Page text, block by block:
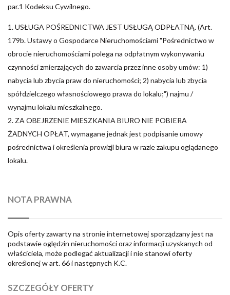
par.1 Kodeksu Cywilnego.
1. USŁUGA POŚREDNICTWA JEST USŁUGĄ ODPŁATNĄ. (Art.
179b. Ustawy o Gospodarce Nieruchomościami "Pośrednictwo w
obrocie nieruchomościami polega na odpłatnym wykonywaniu
czynności zmierzających do zawarcia przez inne osoby umów: 1)
nabycia lub zbycia praw do nieruchomości; 2) nabycia lub zbycia
spółdzielczego własnościowego prawa do lokalu;") najmu /
wynajmu lokalu mieszkalnego.
2. ZA OBEJRZENIE MIESZKANIA BIURO NIE POBIERA
ŻADNYCH OPŁAT, wymagane jednak jest podpisanie umowy
pośrednictwa i określenia prowizji biura w razie zakupu oglądanego
lokalu.
NOTA PRAWNA
Opis oferty zawarty na stronie internetowej sporządzany jest na
podstawie oględzin nieruchomości oraz informacji uzyskanych od
właściciela, może podlegać aktualizacji i nie stanowi oferty
określonej w art. 66 i następnych K.C.
SZCZEGÓŁY OFERTY